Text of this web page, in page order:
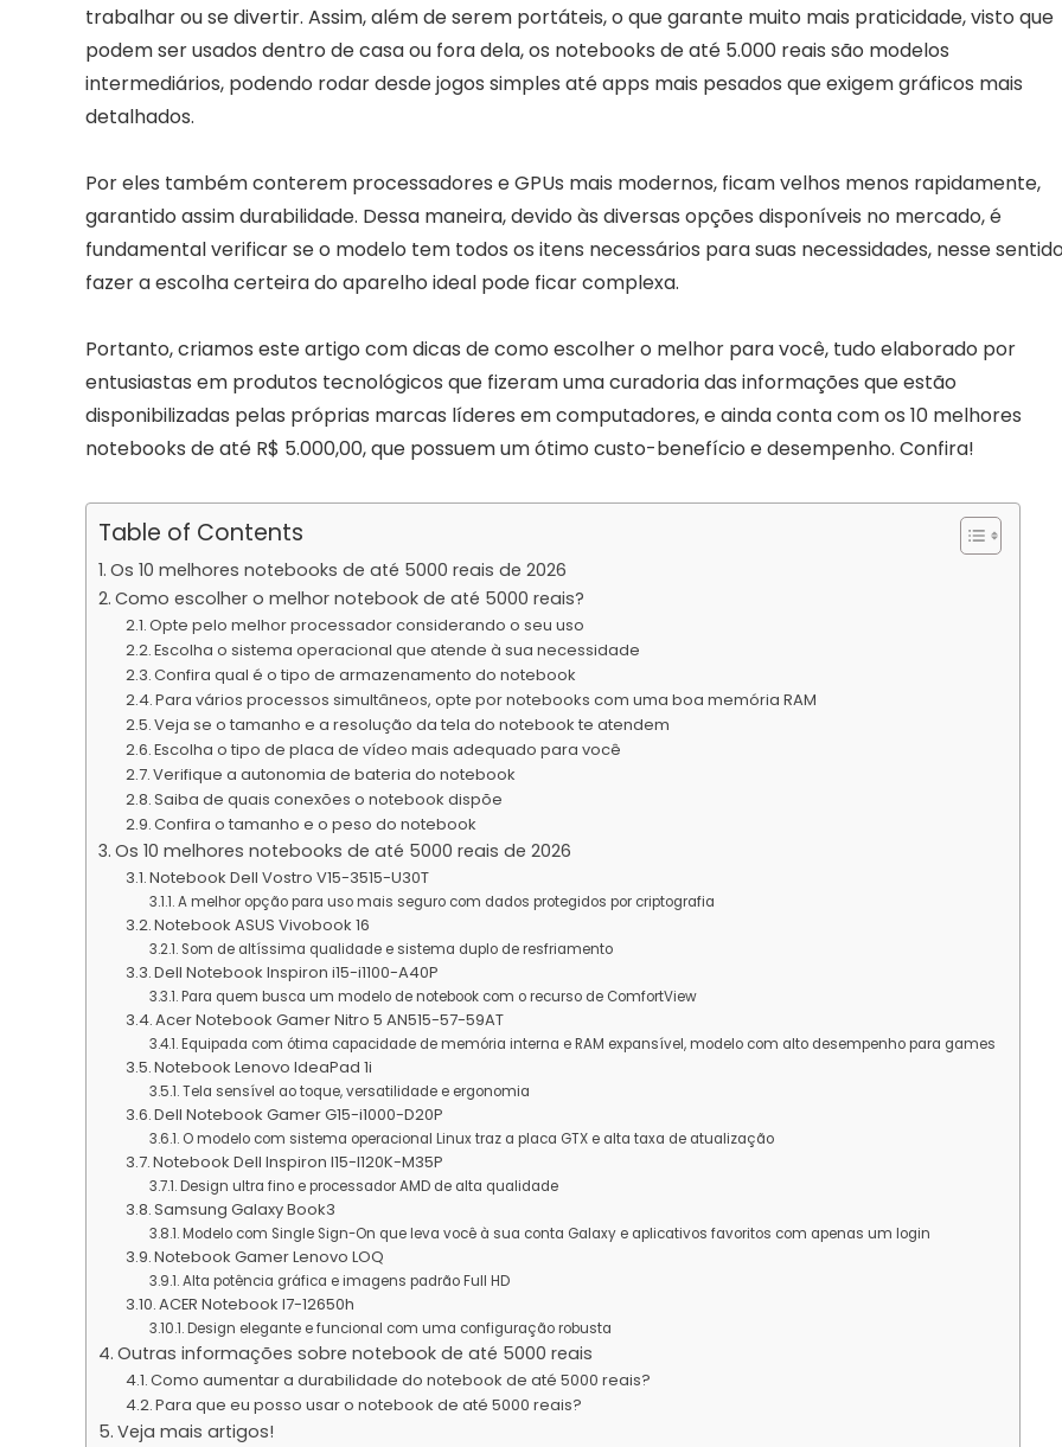
trabalhar ou se divertir. Assim, além de serem portáteis, o que garante muito mais praticidade, visto que
podem ser usados dentro de casa ou fora dela, os notebooks de até 5.000 reais são modelos
intermediários, podendo rodar desde jogos simples até apps mais pesados que exigem gráficos mais
detalhados.
Por eles também conterem processadores e GPUs mais modernos, ficam velhos menos rapidamente,
garantido assim durabilidade. Dessa maneira, devido às diversas opções disponíveis no mercado, é
fundamental verificar se o modelo tem todos os itens necessários para suas necessidades, nesse
fazer a escolha certeira do aparelho ideal pode ficar complexa.
Portanto, criamos este artigo com dicas de como escolher o melhor para você, tudo elaborado por
entusiastas em produtos tecnológicos que fizeram uma curadoria das informações que estão
disponibilizadas pelas próprias marcas líderes em computadores, e ainda conta com os 10 melhores
notebooks de até R$ 5.000,00, que possuem um ótimo custo-benefício e desempenho. Confira!
Table of Contents
Os 10 melhores notebooks de até 5000 reais de 2026
Como escolher o melhor notebook de até 5000 reais?
Opte pelo melhor processador considerando o seu uso
Escolha o sistema operacional que atende à sua necessidade
Confira qual é o tipo de armazenamento do notebook
Para vários processos simultâneos, opte por notebooks com uma boa memória RAM
Veja se o tamanho e a resolução da tela do notebook te atendem
Escolha o tipo de placa de vídeo mais adequado para você
Verifique a autonomia de bateria do notebook
Saiba de quais conexões o notebook dispõe
Confira o tamanho e o peso do notebook
Os 10 melhores notebooks de até 5000 reais de 2026
Notebook Dell Vostro V15-3515-U30T
A melhor opção para uso mais seguro com dados protegidos por criptografia
Notebook ASUS Vivobook 16
Som de altíssima qualidade e sistema duplo de resfriamento
Dell Notebook Inspiron i15-i1100-A40P
Para quem busca um modelo de notebook com o recurso de ComfortView
Acer Notebook Gamer Nitro 5 AN515-57-59AT
Equipada com ótima capacidade de memória interna e RAM expansível, modelo com alto desempenho para games
Notebook Lenovo IdeaPad 1i
Tela sensível ao toque, versatilidade e ergonomia
Dell Notebook Gamer G15-i1000-D20P
O modelo com sistema operacional Linux traz a placa GTX e alta taxa de atualização
Notebook Dell Inspiron I15-I120K-M35P
Design ultra fino e processador AMD de alta qualidade
Samsung Galaxy Book3
Modelo com Single Sign-On que leva você à sua conta Galaxy e aplicativos favoritos com apenas um login
Notebook Gamer Lenovo LOQ
Alta potência gráfica e imagens padrão Full HD
ACER Notebook I7-12650h
Design elegante e funcional com uma configuração robusta
Outras informações sobre notebook de até 5000 reais
Como aumentar a durabilidade do notebook de até 5000 reais?
Para que eu posso usar o notebook de até 5000 reais?
Veja mais artigos!